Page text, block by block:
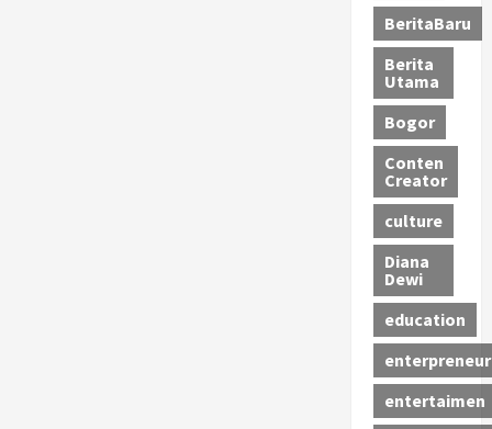
BeritaBaru
Berita
Utama
Bogor
Conten
Creator
culture
Diana
Dewi
education
enterpreneur
entertaimen